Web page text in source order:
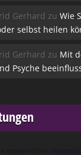
Gerhard zu Wie
selbst heilen
Gerhard zu Mit
Psyche